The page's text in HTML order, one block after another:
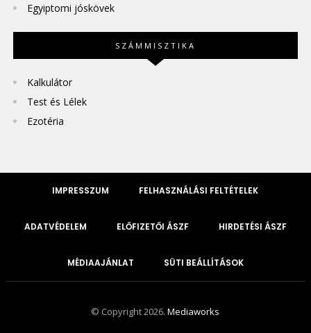
Egyiptomi jóskövek
SZÁMMISZTIKA
Kalkulátor
Test és Lélek
Ezotéria
IMPRESSZUM FELHASZNÁLÁSI FELTÉTELEK
ADATVÉDELEM ELŐFIZETŐI ÁSZF HIRDETÉSI ÁSZF
MÉDIAAJÁNLAT SÜTI BEÁLLÍTÁSOK
© Copyright 2026.Mediaworks